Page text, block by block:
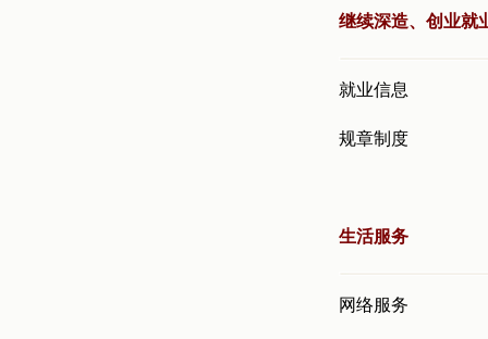
继续深造、创业就
就业信息
规章制度
生活服务
网络服务